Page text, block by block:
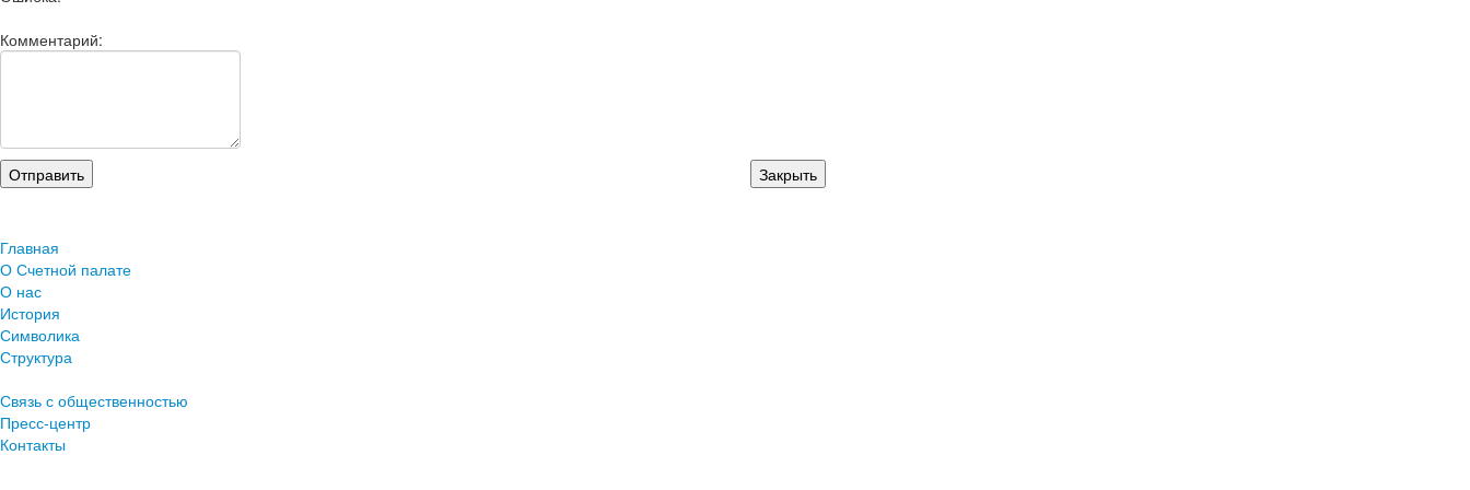
Комментарий:
Главная
О Счетной палате
О нас
История
Символика
Структура
Связь с общественностью
Пресс-центр
Контакты